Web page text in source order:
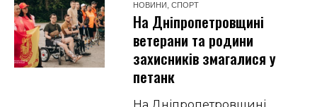
НОВИНИ ,СПОРТ
На Дніпропетровщині
ветерани та родини
захисників змагалися у
петанк